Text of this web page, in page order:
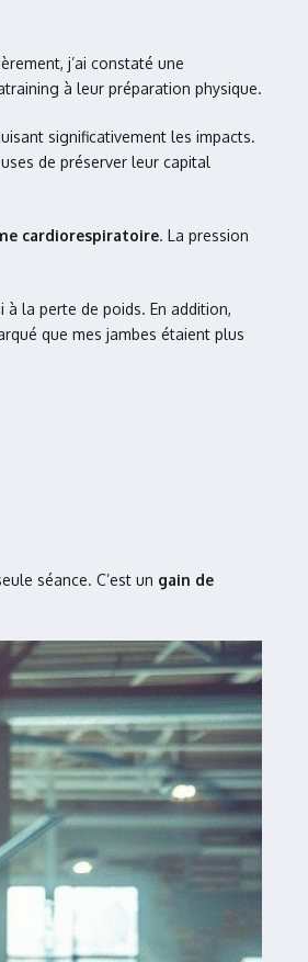
j’ai constaté une
à leur préparation physique.
significativement les impacts.
de préserver leur capital
cardiorespiratoire. La pression
la perte de poids. En addition,
que mes jambes étaient plus
séance. C’est un gain de